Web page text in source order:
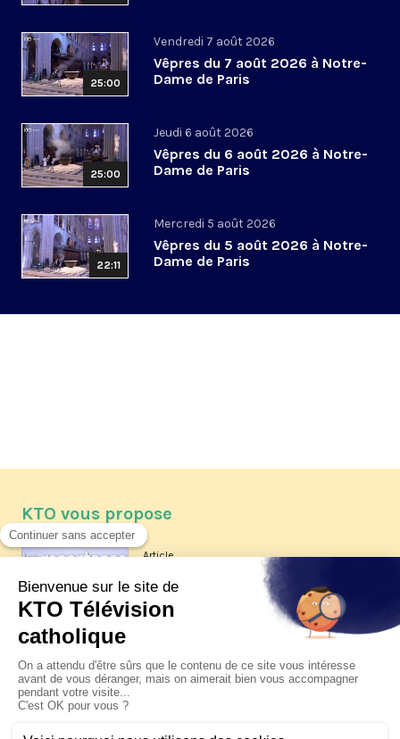
25:00
Vendredi 7 août 2026
Vêpres du 7 août 2026 à Notre-
Dame de Paris
25:00
Jeudi 6 août 2026
Vêpres du 6 août 2026 à Notre-
Dame de Paris
22:11
Mercredi 5 août 2026
Vêpres du 5 août 2026 à Notre-
Dame de Paris
KTO vous propose
Article
Les reportages d'été 2026 de KTO
La visite pastorale du pape Léon
XIV à Assise à suivre sur KTO le
jeudi 6 août